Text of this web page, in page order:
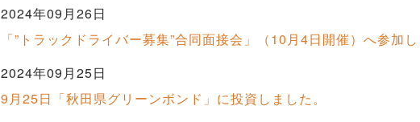
2024年09月26日
「”トラックドライバー募集”合同面接会」（10月4日開催）へ参加
2024年09月25日
9月25日「秋田県グリーンボンド」に投資しました。